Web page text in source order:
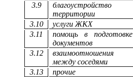
3.9
благоустройство
территории
3.10 услуги ЖКХ
3.11
помощь в подготовке
документов
3.12
взаимоотношения
между соседями
3.13 прочие